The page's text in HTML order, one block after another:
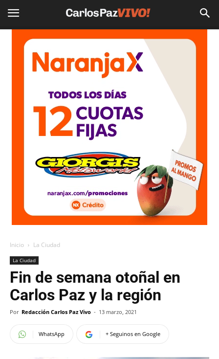
Inicio La Ciudad
La Ciudad
Fin de semana otoñal en
Carlos Paz y la región
Por Redacción Carlos Paz Vivo - 13 marzo, 2021
WhatsApp + Seguinos en Google